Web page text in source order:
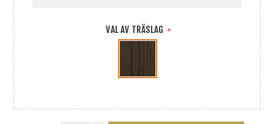
VAL AV TRÄSLAG *